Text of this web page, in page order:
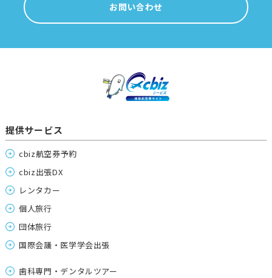
お問い合わせ
提供サービス
cbiz航空券予約
cbiz出張DX
レンタカー
個人旅行
団体旅行
国際会議・医学学会出張
歯科専門・デンタルツアー